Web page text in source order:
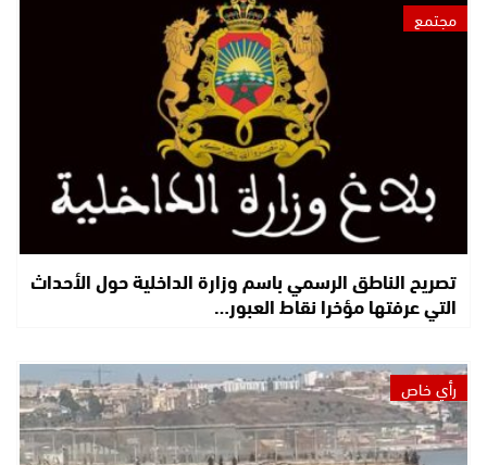
مجتمع
تصريح الناطق الرسمي باسم وزارة الداخلية حول الأحداث
التي عرفتها مؤخرا نقاط العبور…
رأي خاص